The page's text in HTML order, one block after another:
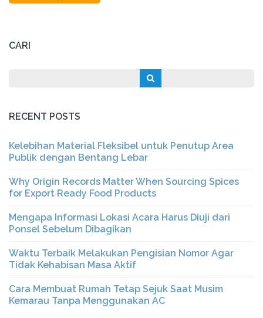
CARI
RECENT POSTS
Kelebihan Material Fleksibel untuk Penutup Area
Publik dengan Bentang Lebar
Why Origin Records Matter When Sourcing Spices
for Export Ready Food Products
Mengapa Informasi Lokasi Acara Harus Diuji dari
Ponsel Sebelum Dibagikan
Waktu Terbaik Melakukan Pengisian Nomor Agar
Tidak Kehabisan Masa Aktif
Cara Membuat Rumah Tetap Sejuk Saat Musim
Kemarau Tanpa Menggunakan AC